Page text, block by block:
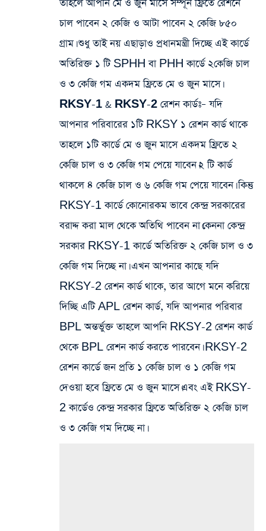
তাহলে আপনি মে ও জুন মাসে সম্পূর্ন ফ্রিতে রেশনে
চাল পাবেন ২ কেজি ও আটা পাবেন ২ কেজি ৮৫০
গ্রাম। শুধু তাই নয় এছাড়াও প্রধানমন্ত্রী দিচ্ছে এই কার্ডে
অতিরিক্ত ১ টি SPHH বা PHH কার্ডে ২কেজি চাল
ও ৩ কেজি গম একদম ফ্রিতে মে ও জুন মাসে।
RKSY-1 & RKSY-2 রেশন কার্ডঃ– যদি
আপনার পরিবারের ১টি RKSY ১ রেশন কার্ড থাকে
তাহলে ১টি কার্ডে মে ও জুন মাসে একদম ফ্রিতে ২
কেজি চাল ও ৩ কেজি গম পেয়ে যাবেন।২ টি কার্ড
থাকলে ৪ কেজি চাল ও ৬ কেজি গম পেয়ে যাবেন। কিন্তু
RKSY-1 কার্ডে কোনোরকম ভাবে কেন্দ্র সরকারের
বরাদ্দ করা মাল থেকে অতিথি পাবেন না।কেননা কেন্দ্র
সরকার RKSY-1 কার্ডে অতিরিক্ত ২ কেজি চাল ও ৩
কেজি গম দিচ্ছে না। এখন আপনার কাছে যদি
RKSY-2 রেশন কার্ড থাকে, তার আগে মনে করিয়ে
দিচ্ছি এটি APL রেশন কার্ড, যদি আপনার পরিবার
BPL অন্তর্ভুক্ত তাহলে আপনি RKSY-2 রেশন কার্ড
থেকে BPL রেশন কার্ড করতে পারবেন। RKSY-2
রেশন কার্ডে জন প্রতি ১ কেজি চাল ও ১ কেজি গম
দেওয়া হবে ফ্রিতে মে ও জুন মাসে।এবং এই RKSY-
2 কার্ডেও কেন্দ্র সরকার ফ্রিতে অতিরিক্ত ২ কেজি চাল
ও ৩ কেজি গম দিচ্ছে না।